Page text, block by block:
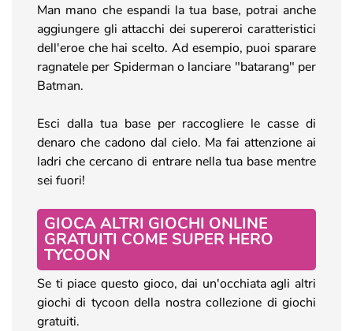
Man mano che espandi la tua base, potrai anche
aggiungere gli attacchi dei supereroi caratteristici
dell'eroe che hai scelto. Ad esempio, puoi sparare
ragnatele per Spiderman o lanciare "batarang" per
Batman.
Esci dalla tua base per raccogliere le casse di
denaro che cadono dal cielo. Ma fai attenzione ai
ladri che cercano di entrare nella tua base mentre
sei fuori!
GIOCA ALTRI GIOCHI ONLINE
GRATUITI COME SUPER HERO
TYCOON
Se ti piace questo gioco, dai un'occhiata agli altri
giochi di tycoon della nostra collezione di giochi
gratuiti.